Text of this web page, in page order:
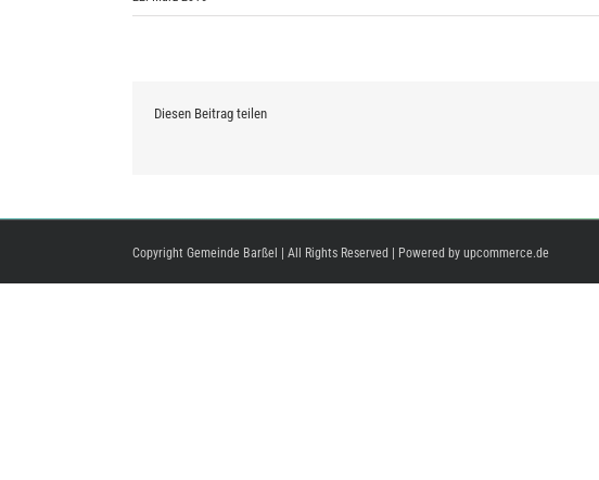
Diesen Beitrag teilen
Copyright Gemeinde Barßel | All Rights Reserved | Powered by upcommerce.de